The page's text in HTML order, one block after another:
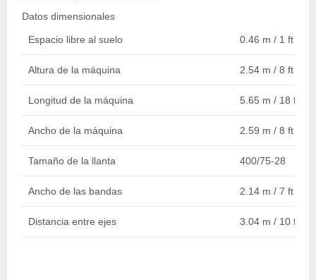
Datos dimensionales
Espacio libre al suelo 0.46 m / 1 ft 6 in.
Altura de la máquina 2.54 m / 8 ft 4 in.
Longitud de la máquina 5.65 m / 18 ft 6
Ancho de la máquina 2.59 m / 8 ft 6 in.
Tamaño de la llanta 400/75-28
Ancho de las bandas 2.14 m / 7 ft
Distancia entre ejes 3.04 m / 10 ft